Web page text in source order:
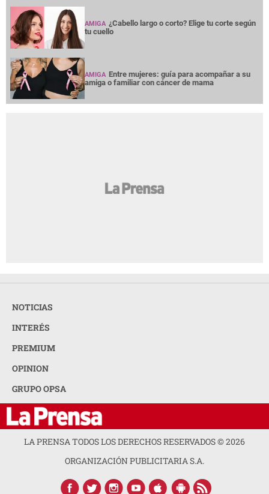
AMIGA ¿Cabello largo o corto? Elige tu corte según
tu cuello
AMIGA Entre mujeres: guía para acompañar a su
amiga o familiar con cáncer de mama
NOTICIAS
INTERÉS
PREMIUM
OPINION
GRUPO OPSA
LA PRENSA TODOS LOS DERECHOS RESERVADOS ©2026
ORGANIZACIÓN PUBLICITARIA S.A.